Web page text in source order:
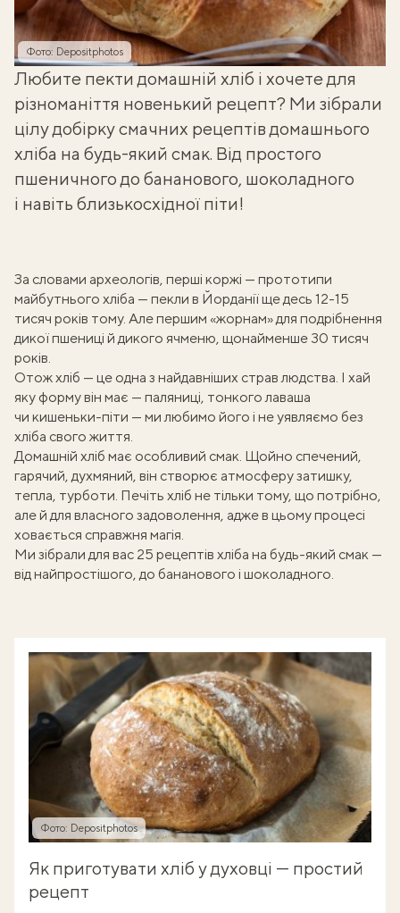
Фото: Depositphotos
Любите пекти домашній хліб і хочете для
різноманіття новенький рецепт? Ми зібрали
цілу добірку смачних рецептів домашнього
хліба на будь-який смак. Від простого
пшеничного до бананового, шоколадного
і навіть близькосхідної піти!
За словами археологів, перші коржі — прототипи
майбутнього хліба — пекли в Йорданії ще десь 12-15
тисяч років тому. Але першим «жорнам» для подрібнення
дикої пшениці й дикого ячменю, щонайменше 30 тисяч
років.
Отож хліб — це одна з найдавніших страв людства. І хай
яку форму він має — паляниці, тонкого лаваша
чи кишеньки-піти — ми любимо його і не уявляємо без
хліба свого життя.
Домашній хліб має особливий смак. Щойно спечений,
гарячий, духмяний, він створює атмосферу затишку,
тепла, турботи. Печіть хліб не тільки тому, що потрібно,
але й для власного задоволення, адже в цьому процесі
ховається справжня магія.
Ми зібрали для вас 25 рецептів хліба на будь-який смак —
від найпростішого, до бананового і шоколадного.
Фото: Depositphotos
Як приготувати хліб у духовці — простий
рецепт